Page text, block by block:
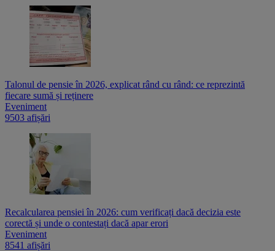
Talonul de pensie în 2026, explicat rând cu rând: ce reprezintă
fiecare sumă și reținere
Eveniment
9503 afișări
Recalcularea pensiei în 2026: cum verificați dacă decizia este
corectă și unde o contestați dacă apar erori
Eveniment
8541 afișări